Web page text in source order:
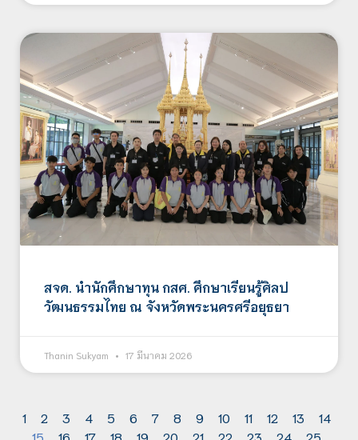
สจด. นำนักศึกษาทุน กสศ. ศึกษาเรียนรู้ศิลป
วัฒนธรรมไทย ณ จังหวัดพระนครศรีอยุธยา
Thanin Sukyam 17 มีนาคม 2026
1 2 3 4 5 6 7 8 9 10 11 12 13
14
15
16 17 18 19 20 21 22 23 24
25